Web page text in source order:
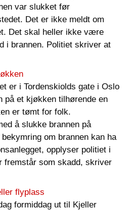
var slukket før
Det er ikke meldt om
Det skal heller ikke være
i brannen. Politiet skriver at
er i Tordenskiolds gate i Oslo
på et kjøkken tilhørende en
er tømt for folk.
å slukke brannen på
om brannen kan ha
opplyser politiet i
fremstår som skadd, skriver
flyplass
formiddag ut til Kjeller